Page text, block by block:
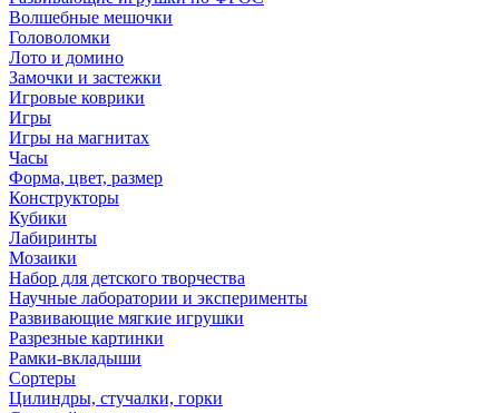
Волшебные мешочки
Головоломки
Лото и домино
Замочки и застежки
Игровые коврики
Игры
Игры на магнитах
Часы
Форма, цвет, размер
Конструкторы
Кубики
Лабиринты
Мозаики
Набор для детского творчества
Научные лаборатории и эксперименты
Развивающие мягкие игрушки
Разрезные картинки
Рамки-вкладыши
Сортеры
Цилиндры, стучалки, горки